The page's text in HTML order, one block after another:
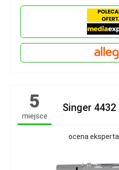
5
miejsce
Singer 4432
ocena eksperta